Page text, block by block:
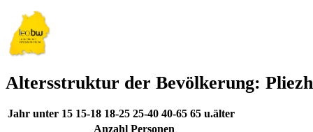
Altersstruktur der Bevölkerung:
Jahr unter 15 15-18 18-25 25-40 40-65 65 u.älter
Anzahl Personen